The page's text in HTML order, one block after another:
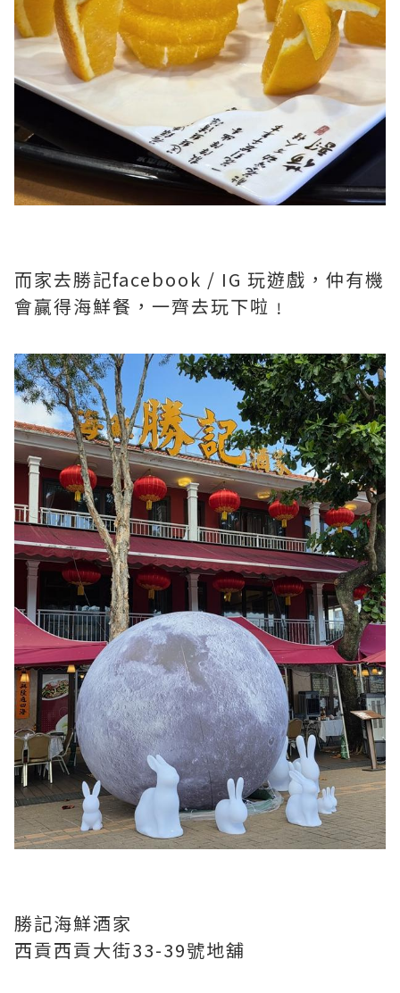
而家去勝記facebook / IG 玩遊戲，仲有機
會贏得海鮮餐，一齊去玩下啦﹗
勝記海鮮酒家
西貢西貢大街33-39號地舖